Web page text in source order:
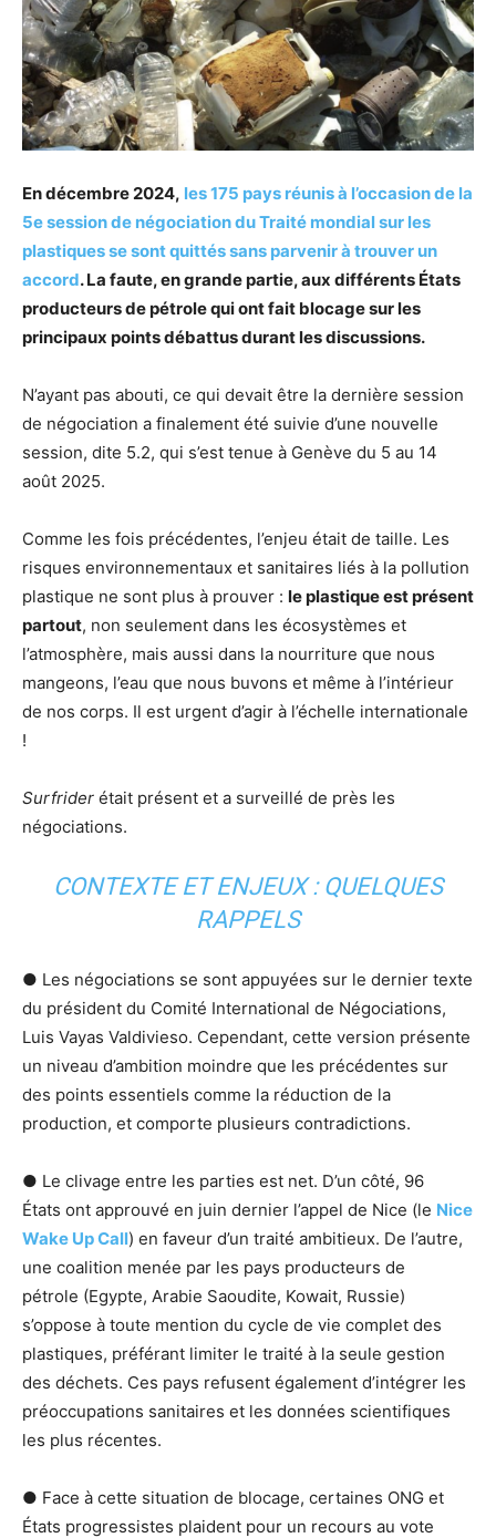
En décembre 2024, les 175 pays réunis à l’occasion de la
5e session de négociation du Traité mondial sur les
plastiques se sont quittés sans parvenir à trouver un
accord. La faute, en grande partie, aux différents États
producteurs de pétrole qui ont fait blocage sur les
principaux points débattus durant les discussions.
N’ayant pas abouti, ce qui devait être la dernière session
de négociation a finalement été suivie d’une nouvelle
session, dite 5.2, qui s’est tenue à Genève du 5 au 14
août 2025.
Comme les fois précédentes, l’enjeu était de taille. Les
risques environnementaux et sanitaires liés à la pollution
plastique ne sont plus à prouver : le plastique est présent
partout, non seulement dans les écosystèmes et
l’atmosphère, mais aussi dans la nourriture que nous
mangeons, l’eau que nous buvons et même à l’intérieur
de nos corps. Il est urgent d’agir à l’échelle internationale
!
Surfrider était présent et a surveillé de près les
négociations.
CONTEXTE ET ENJEUX : QUELQUES
RAPPELS
● Les négociations se sont appuyées sur le dernier texte
du président du Comité International de Négociations,
Luis Vayas Valdivieso. Cependant, cette version présente
un niveau d’ambition moindre que les précédentes sur
des points essentiels comme la réduction de la
production, et comporte plusieurs contradictions.
● Le clivage entre les parties est net. D’un côté, 96
États ont approuvé en juin dernier l’appel de Nice (le Nice
Wake Up Call) en faveur d’un traité ambitieux. De l’autre,
une coalition menée par les pays producteurs de
pétrole (Egypte, Arabie Saoudite, Kowait, Russie)
s’oppose à toute mention du cycle de vie complet des
plastiques, préférant limiter le traité à la seule gestion
des déchets. Ces pays refusent également d’intégrer les
préoccupations sanitaires et les données scientifiques
les plus récentes.
● Face à cette situation de blocage, certaines ONG et
États progressistes plaident pour un recours au vote